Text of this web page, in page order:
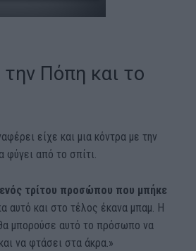
Πόπη και το
είχε και μια κόντρα με την
φύγει από το σπίτι.
ενός τρίτου προσώπου που μπήκε
αυτό και στο τέλος έκανα μπαμ. Η
μπορούσε αυτό το πρόσωπο να
να φτάσει στα άκρα.»